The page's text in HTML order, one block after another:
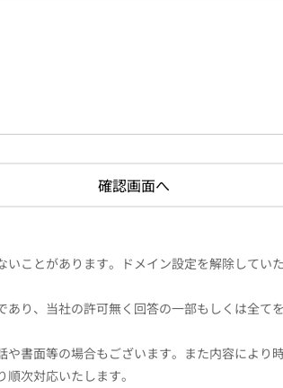
ことがあります。ドメイン設定を解除して
り、当社の許可無く回答の一部もしくは全て
書面等の場合もございます。また内容により
次対応いたします。